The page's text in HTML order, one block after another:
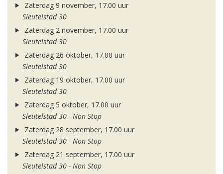
Zaterdag 9 november, 17.00 uur
Sleutelstad 30
Zaterdag 2 november, 17.00 uur
Sleutelstad 30
Zaterdag 26 oktober, 17.00 uur
Sleutelstad 30
Zaterdag 19 oktober, 17.00 uur
Sleutelstad 30
Zaterdag 5 oktober, 17.00 uur
Sleutelstad 30 - Non Stop
Zaterdag 28 september, 17.00 uur
Sleutelstad 30 - Non Stop
Zaterdag 21 september, 17.00 uur
Sleutelstad 30 - Non Stop